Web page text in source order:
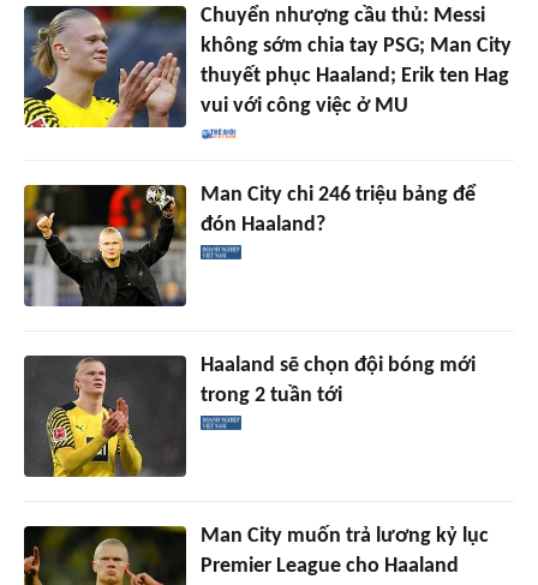
Chuyển nhượng cầu thủ: Messi
không sớm chia tay PSG; Man City
thuyết phục Haaland; Erik ten Hag
vui với công việc ở MU
Man City chi 246 triệu bảng để
đón Haaland?
Haaland sẽ chọn đội bóng mới
trong 2 tuần tới
Man City muốn trả lương kỷ lục
Premier League cho Haaland